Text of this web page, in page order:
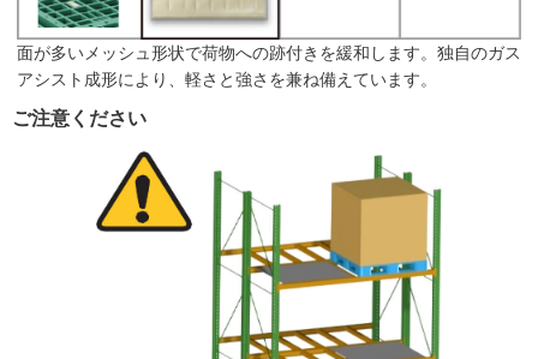
面が多いメッシュ形状で荷物への跡付きを緩和します。独自のガス
アシスト成形により、軽さと強さを兼ね備えています。
ご注意ください